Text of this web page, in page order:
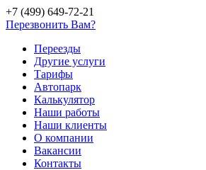
+7 (499) 649-72-21
Перезвонить Вам?
Переезды
Другие услуги
Тарифы
Автопарк
Калькулятор
Наши работы
Наши клиенты
О компании
Вакансии
Контакты